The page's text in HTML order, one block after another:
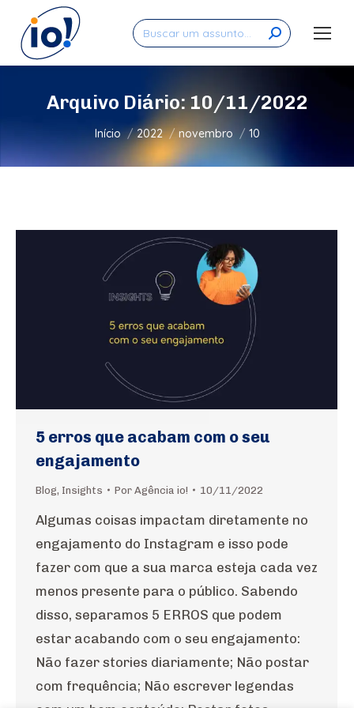
Search:
Arquivo Diário:10/11/2022
Você está aqui:
Início 2022 novembro 10
5 erros que acabam com o seu
engajamento
Blog, Insights Por Agência io! 10/11/2022
Algumas coisas impactam diretamente no
engajamento do Instagram e isso pode
fazer com que a sua marca esteja cada vez
menos presente para o público. Sabendo
disso, separamos 5 ERROS que podem
estar acabando com o seu engajamento:
Não fazer stories diariamente; Não postar
com frequência; Não escrever legendas